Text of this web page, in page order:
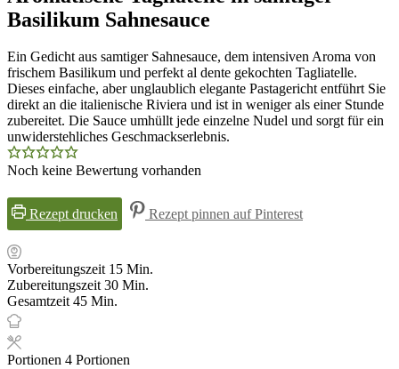
Basilikum Sahnesauce
Ein Gedicht aus samtiger Sahnesauce, dem intensiven Aroma von
frischem Basilikum und perfekt al dente gekochten Tagliatelle.
Dieses einfache, aber unglaublich elegante Pastagericht entführt Sie
direkt an die italienische Riviera und ist in weniger als einer Stunde
zubereitet. Die Sauce umhüllt jede einzelne Nudel und sorgt für ein
unwiderstehliches Geschmackserlebnis.
Noch keine Bewertung vorhanden
Rezept drucken Rezept pinnen auf Pinterest
Vorbereitungszeit 15Minuten
Min.
Zubereitungszeit30Minuten
Min.
Gesamtzeit45Minuten
Min.
Portionen 4 Portionen